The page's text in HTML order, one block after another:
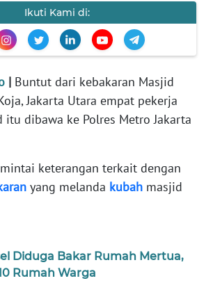
Ikuti Kami di:
| Buntut dari kebakaran Masjid
Jakarta Utara empat pekerja
itu dibawa ke Polres Metro Jakarta
keterangan terkait dengan
yang melanda kubah masjid
Diduga Bakar Rumah Mertua,
Rumah Warga